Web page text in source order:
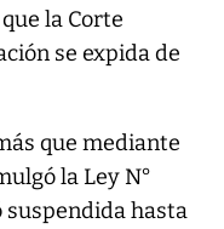
la Corte
se expida de
que mediante
la Ley N°
suspendida hasta